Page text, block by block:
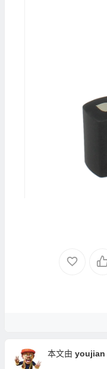
本文由 youjian